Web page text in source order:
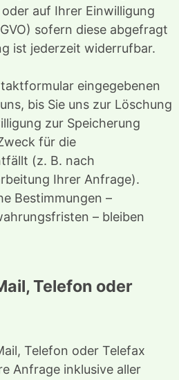
oder auf Ihrer Einwilligung
sofern diese abgefragt
ist jederzeit widerrufbar.
eingegebenen
bis Sie uns zur Löschung
zur Speicherung
für die
(z. B. nach
Ihrer Anfrage).
Bestimmungen –
– bleiben
Telefon oder
Telefon oder Telefax
Anfrage inklusive aller